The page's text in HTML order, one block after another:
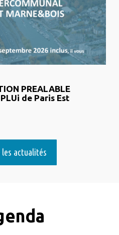
PREALABLE
de Paris Est
les actualités